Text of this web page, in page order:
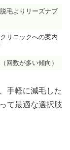
毛よりリーズナブ
リニックへの案内
回数が多い傾向）
手軽に減毛した
て最適な選択肢